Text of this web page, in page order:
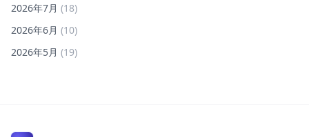
2026年7月 (18)
2026年6月 (10)
2026年5月 (19)